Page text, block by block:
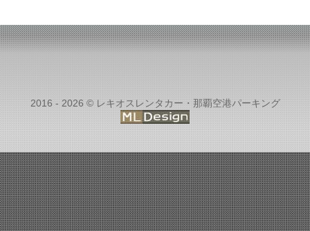
2016 - 2026 © レキオスレンタカー・那覇空港パーキング